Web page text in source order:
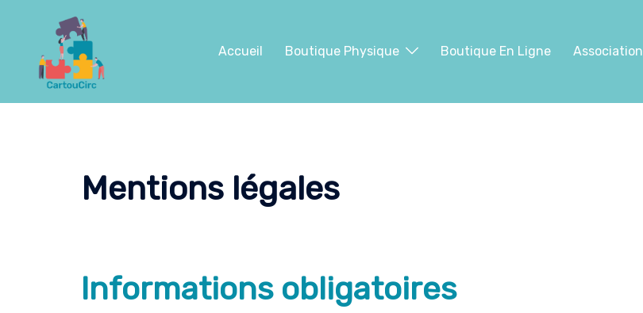
Accueil Boutique Physique Boutique En Ligne Association
Mentions légales
Informations obligatoires